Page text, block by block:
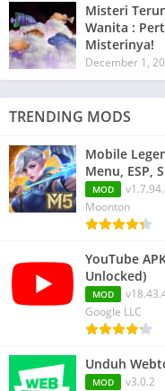
Misteri
Wanita :
Misterinya!
December 1,
TRENDING MODS
Mobile
Menu, ESP,
MOD
Moonton
YouTube
Unlocked)
MOD
Google LLC
Unduh
MOD
v3.0.2